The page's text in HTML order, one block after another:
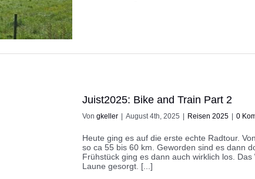
Juist2025: Bike and Train Part 2
Von gkeller August 4th, 2025 Reisen 2025 0
Heute ging es auf die erste echte Radtour.
so ca 55 bis 60 km. Geworden sind es dann
Frühstück ging es dann auch wirklich los.
Laune gesorgt. [...]